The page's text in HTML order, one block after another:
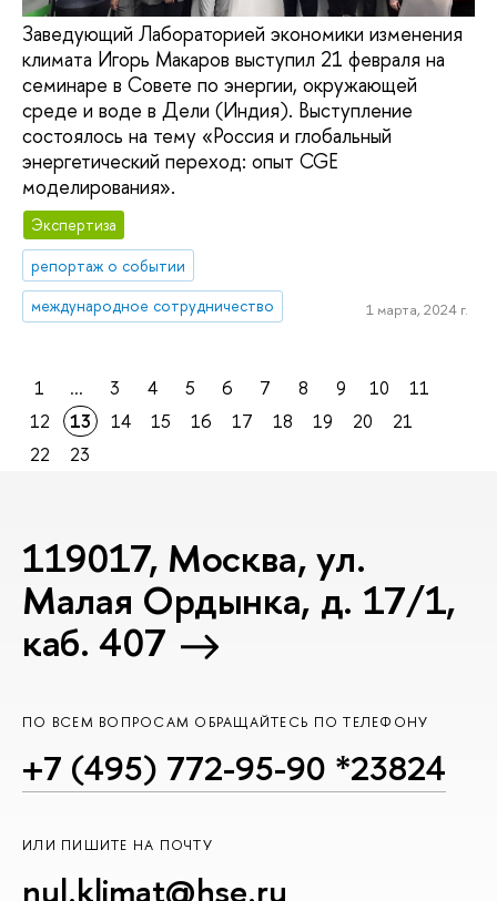
Заведующий Лабораторией экономики изменения
климата Игорь Макаров выступил 21 февраля на
семинаре в Совете по энергии, окружающей
среде и воде в Дели (Индия). Выступление
состоялось на тему «Россия и глобальный
энергетический переход: опыт CGE
моделирования».
Экспертиза
репортаж о событии
международное сотрудничество
1 марта, 2024 г.
1 ... 3 4 5 6 7 8 9 10
11
12
13 14 15 16 17 18 19 20
21
22
23
119017, Москва, ул.
Малая Ордынка, д. 17/1,
каб. 407
ПО ВСЕМ ВОПРОСАМ ОБРАЩАЙТЕСЬ ПО ТЕЛЕФОНУ
+7 (495) 772-95-90 *23824
ИЛИ ПИШИТЕ НА ПОЧТУ
nul.klimat@hse.ru